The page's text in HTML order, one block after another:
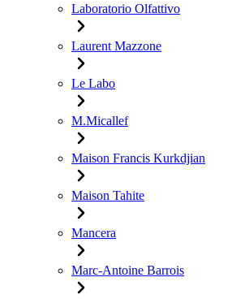
Laboratorio Olfattivo
Laurent Mazzone
Le Labo
M.Micallef
Maison Francis Kurkdjian
Maison Tahite
Mancera
Marc-Antoine Barrois